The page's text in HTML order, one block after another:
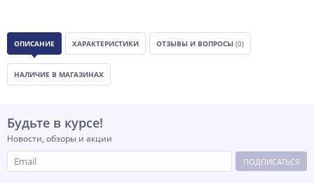
ОПИСАНИЕ ХАРАКТЕРИСТИКИ ОТЗЫВЫ И ВОПРОСЫ (0)
НАЛИЧИЕ В МАГАЗИНАХ
Будьте в курсе!
Новости, обзоры и акции
ПОДПИСАТЬСЯ